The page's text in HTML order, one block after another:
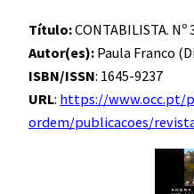
Título:CONTABILISTA.
Autor(es): Paula Franco
ISBN/ISSN: 1645-9237
URL: https://www.occ.pt/
ordem/publicacoes/